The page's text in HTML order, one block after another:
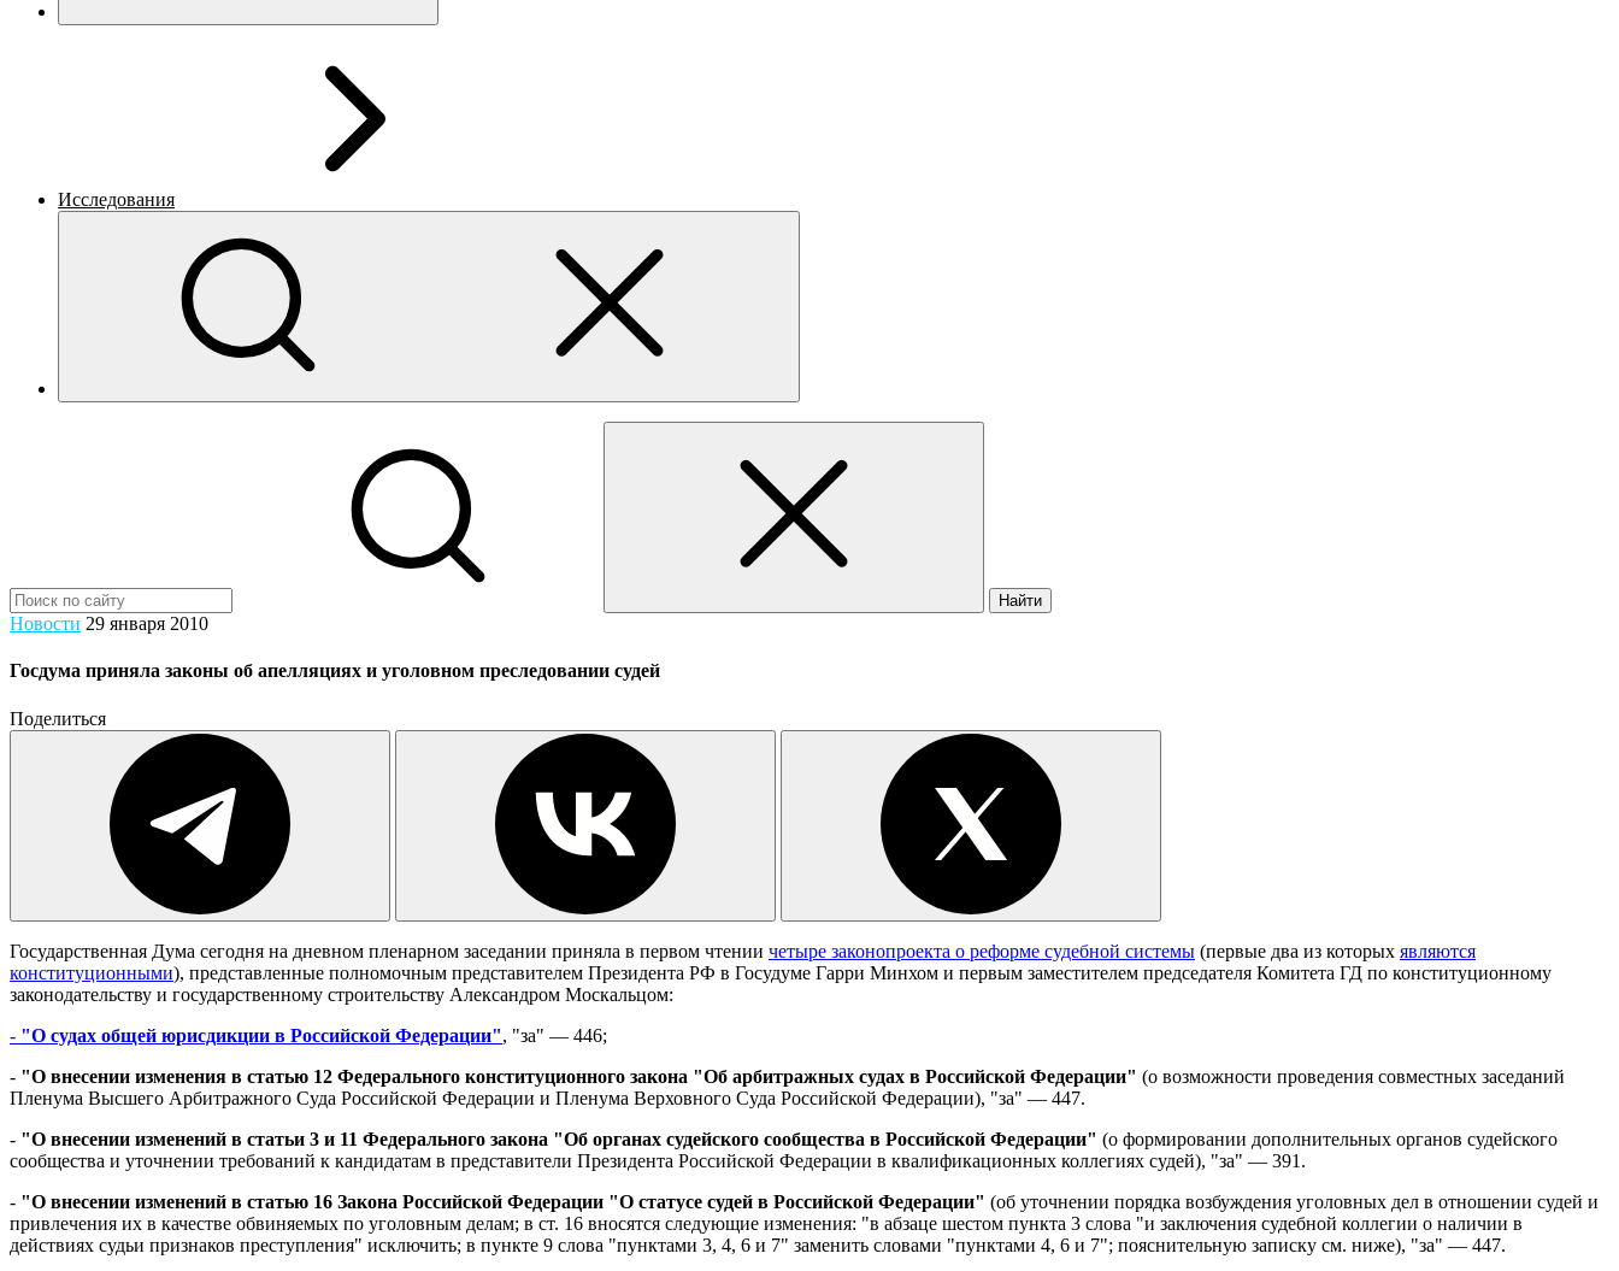
Исследования
Найти
Новости 29 января 2010
Госдума приняла законы об апелляциях и уголовном преследовании судей
Поделиться
Государственная Дума сегодня на дневном пленарном заседании приняла в первом чтении четыре законопроекта о реформе судебной системы (первые два из которых являются
конституционными), представленные полномочным представителем Президента РФ в Госудуме Гарри Минхом и первым заместителем председателя Комитета ГД по конституционному
законодательству и государственному строительству Александром Москальцом:
- "О судах общей юрисдикции в Российской Федерации", "за" — 446;
- "О внесении изменения в статью 12 Федерального конституционного закона "Об арбитражных судах в Российской Федерации" (о возможности проведения совместных заседаний
Пленума Высшего Арбитражного Суда Российской Федерации и Пленума Верховного Суда Российской Федерации), "за" — 447.
- "О внесении изменений в статьи 3 и 11 Федерального закона "Об органах судейского сообщества в Российской Федерации" (о формировании дополнительных органов судейского
сообщества и уточнении требований к кандидатам в представители Президента Российской Федерации в квалификационных коллегиях судей), "за" — 391.
- "О внесении изменений в статью 16 Закона Российской Федерации "О статусе судей в Российской Федерации" (об уточнении порядка возбуждения уголовных дел в отношении судей и
привлечения их в качестве обвиняемых по уголовным делам; в ст. 16 вносятся следующие изменения: "в абзаце шестом пункта 3 слова "и заключения судебной коллегии о наличии в
действиях судьи признаков преступления" исключить; в пункте 9 слова "пунктами 3, 4, 6 и 7" заменить словами "пунктами 4, 6 и 7"; пояснительную записку см. ниже), "за" — 447.